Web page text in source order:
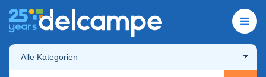
Alle Kategorien